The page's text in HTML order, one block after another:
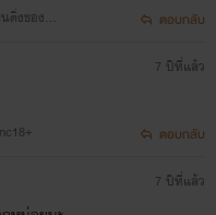
ไหวภายในรถได้ถูกปิดกั้น
ำลังจะทำอะไร เธอกลืน
งไปข้างหลังจ...
งของน้า
ตอบกลับ
7 ปีที่แล้ว
ตอบกลับ
7 ปีที่แล้ว